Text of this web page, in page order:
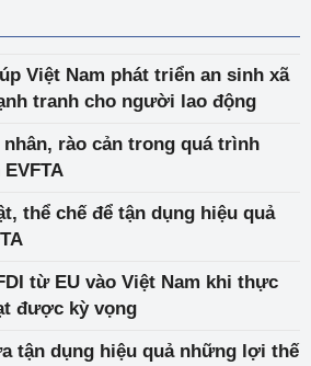
Việt Nam phát triển an sinh xã
tranh cho người lao động
nhân, rào cản trong quá trình
thể chế để tận dụng hiệu quả
từ EU vào Việt Nam khi thực
được kỳ vọng
tận dụng hiệu quả những lợi thế